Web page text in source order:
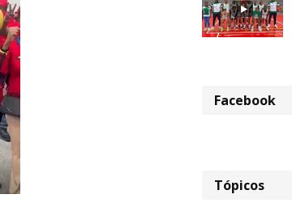
Facebook
Tópicos